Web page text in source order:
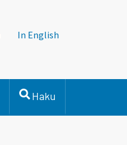
In English
Haku